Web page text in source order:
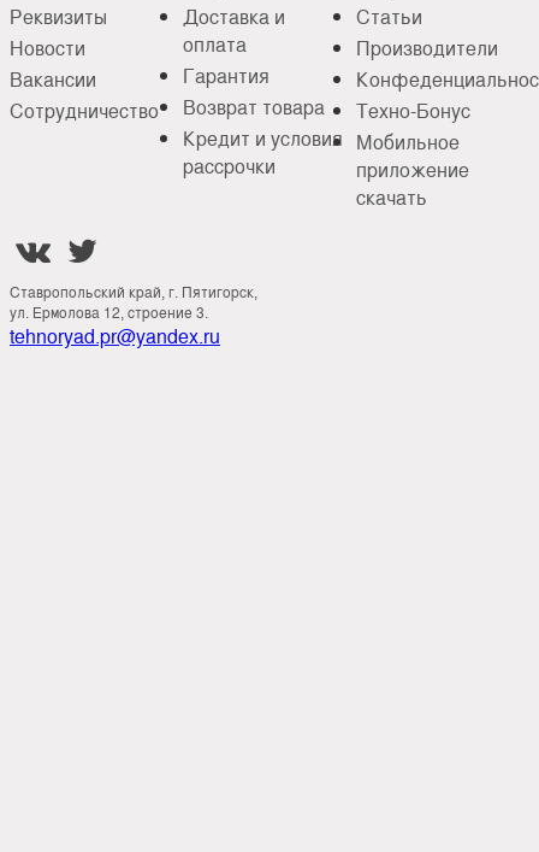
Реквизиты
Новости
Вакансии
Сотрудничество
Доставка и
оплата
Гарантия
Возврат товара
Кредит и условия
рассрочки
Статьи
Производители
Техно-Бонус
Мобильное
приложение
скачать
 
Ставропольский край, г. Пятигорск,
ул. Ермолова 12, строение 3.
tehnoryad.pr@yandex.ru